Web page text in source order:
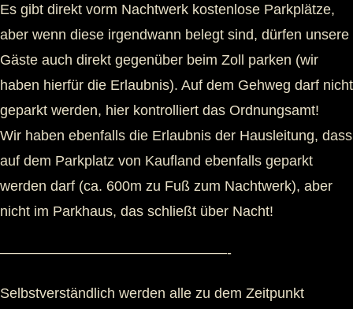
Es gibt direkt vorm Nachtwerk kostenlose Parkplätze,
aber wenn diese irgendwann belegt sind, dürfen unsere
Gäste auch direkt gegenüber beim Zoll parken (wir
haben hierfür die Erlaubnis). Auf dem Gehweg darf nicht
geparkt werden, hier kontrolliert das Ordnungsamt!
Wir haben ebenfalls die Erlaubnis der Hausleitung, dass
auf dem Parkplatz von Kaufland ebenfalls geparkt
werden darf (ca. 600m zu Fuß zum Nachtwerk), aber
nicht im Parkhaus, das schließt über Nacht!
————————————————-
Selbstverständlich werden alle zu dem Zeitpunkt